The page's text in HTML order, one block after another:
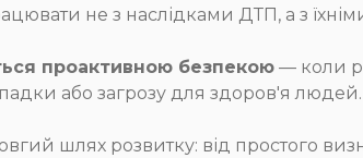
не з наслідками ДТП, а з
проактивною безпекою — коли
або загрозу для здоров'я людей.
шлях розвитку: від простого